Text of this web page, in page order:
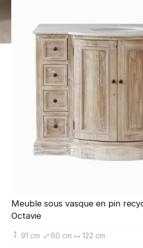
Meuble sous vasque en pin
Octavie
91 cm 60 cm 122 cm